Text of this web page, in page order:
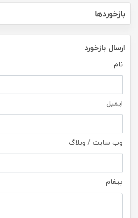
بازخوردها
ارسال بازخورد
نام
ایمیل
وب سایت / وبلاگ
پیغام